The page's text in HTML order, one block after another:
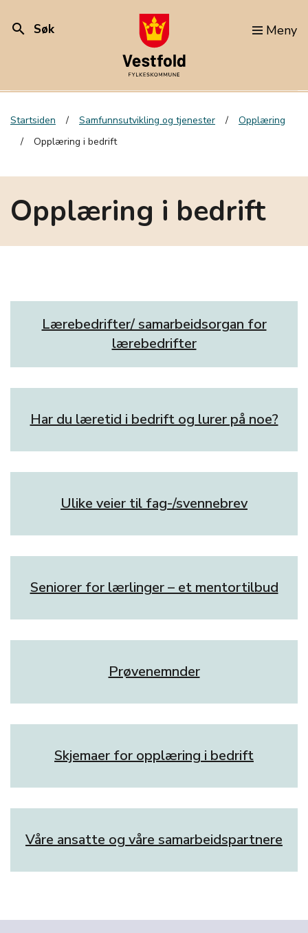
search Søk Meny
Startsiden Samfunnsutvikling og tjenester
Opplæring
Opplæring i bedrift
Opplæring i bedrift
Lærebedrifter/ samarbeidsorgan for
lærebedrifter
Har du læretid i bedrift og lurer på noe?
Ulike veier til fag-/svennebrev
Seniorer for lærlinger – et mentortilbud
Prøvenemnder
Skjemaer for opplæring i bedrift
Våre ansatte og våre samarbeidspartnere